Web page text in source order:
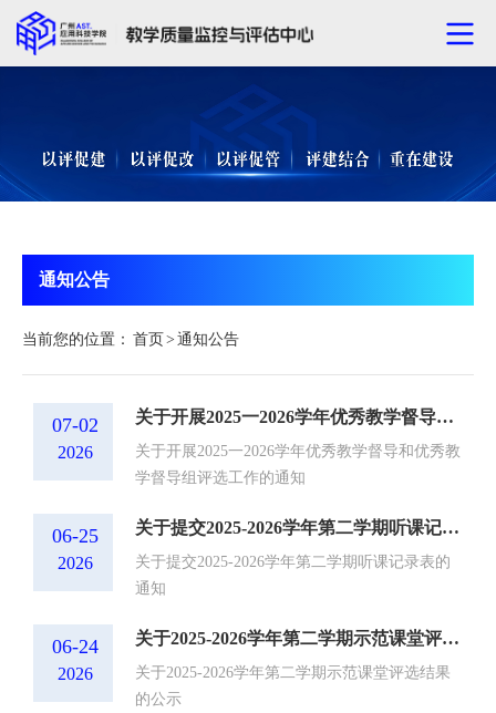
通知公告
当前您的位置： 首页 > 通知公告
07-02
2026
关于开展2025一2026学年优秀教学督导和优秀教学督导组评选工作的通知
关于开展2025一2026学年优秀教学督导和优秀教
学督导组评选工作的通知
06-25
2026
关于提交2025-2026学年第二学期听课记录表的通知
关于提交2025-2026学年第二学期听课记录表的
通知
06-24
2026
关于2025-2026学年第二学期示范课堂评选结果的公示
关于2025-2026学年第二学期示范课堂评选结果
的公示